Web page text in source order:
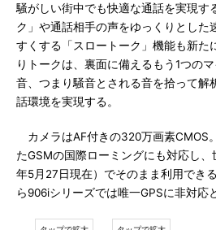
騒がしい街中でも快適な通話を実現す
ク」や通話相手の声をゆっくりとした
すくする「スロートーク」機能も新た
りトークは、裏面に備えるもう1つの
音、つまり騒音とされる音を拾って解
話環境を実現する。
カメラはAF付きの320万画素CMOS
たGSMの国際ローミングにも対応し
年5月27日現在）でそのまま利用でき
ら906iシリーズでは唯一GPSに非対応